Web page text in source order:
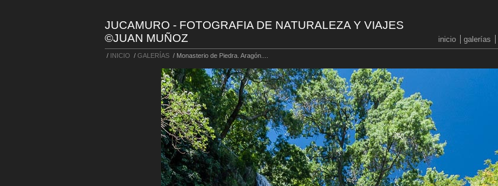
JUCAMURO - FOTOGRAFIA DE NATURALEZA Y VIAJES
©JUAN MUÑOZ
inicio galerías
/ INICIO / GALERÍAS / Monasterio de Piedra. Aragón....